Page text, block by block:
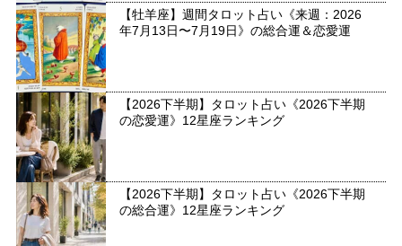
【牡羊座】週間タロット占い《来週：2026
年7月13日〜7月19日》の総合運＆恋愛運
【2026下半期】タロット占い《2026下半期
の恋愛運》12星座ランキング
【2026下半期】タロット占い《2026下半期
の総合運》12星座ランキング